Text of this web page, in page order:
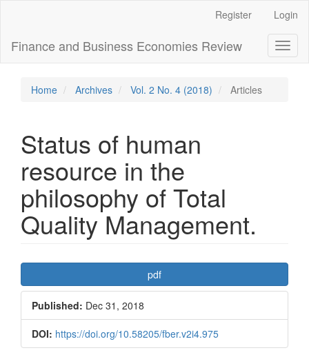
Content
Sidebar
Register Login
Finance and Business Economies Review
Home Archives Vol. 2 No. 4 (2018) Articles
Status of human
resource in the
philosophy of Total
Quality Management.
Article
Sidebar
pdf
Published: Dec 31, 2018
DOI: https://doi.org/10.58205/fber.v2i4.975